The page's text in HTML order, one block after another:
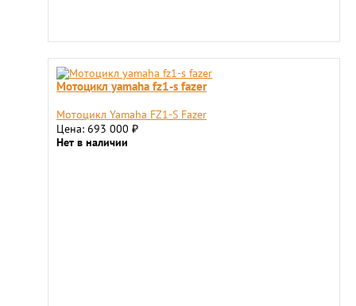
Мотоцикл yamaha fz1-s fazer
Мотоцикл Yamaha FZ1-S Fazer
Цена: 693 000 ₽
Нет в наличии